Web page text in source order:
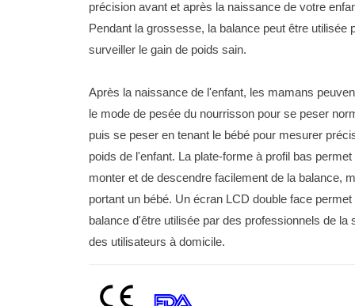
précision avant et après la naissance de votre
Pendant la grossesse, la balance peut être utilisée
surveiller le gain de poids sain.
Après la naissance de l'enfant, les mamans
le mode de pesée du nourrisson pour se peser
puis se peser en tenant le bébé pour mesurer
poids de l'enfant. La plate-forme à profil bas permet
monter et de descendre facilement de la balance,
portant un bébé. Un écran LCD double face permet
balance d'être utilisée par des professionnels de la
des utilisateurs à domicile.